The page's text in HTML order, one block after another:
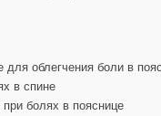
облегчения боли в
в спине
болях в пояснице